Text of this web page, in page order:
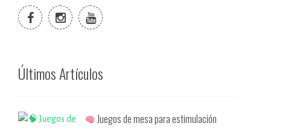
Últimos Artículos
Juegos de mesa para estimulación